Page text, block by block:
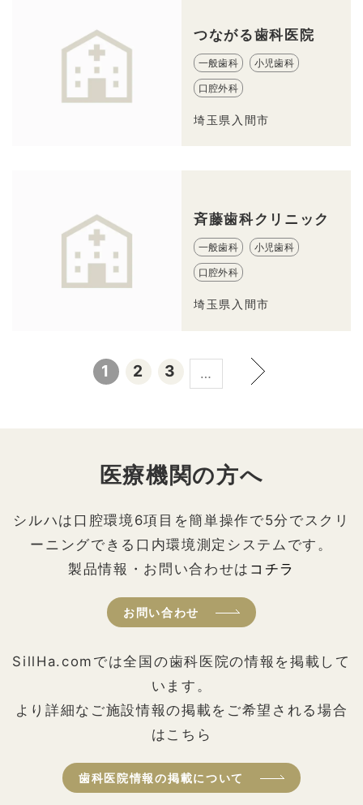
つながる歯科医院
一般歯科 小児歯科
口腔外科
埼玉県入間市
斉藤歯科クリニック
一般歯科 小児歯科
口腔外科
埼玉県入間市
1 2 3 …
医療機関の方へ
シルハは口腔環境6項目を簡単操作で5分でスクリ
ーニングできる口内環境測定システムです。
製品情報・お問い合わせは コチラ
お問い合わせ
SillHa.comでは全国の歯科医院の情報を掲載して
います。
より詳細なご施設情報の掲載をご希望される場合
はこちら
歯科医院情報の掲載について